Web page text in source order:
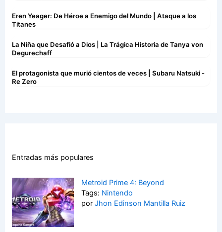
Eren Yeager: De Héroe a Enemigo del Mundo | Ataque a los
Titanes
La Niña que Desafió a Dios | La Trágica Historia de Tanya von
Degurechaff
El protagonista que murió cientos de veces | Subaru Natsuki -
Re Zero
Entradas más populares
Metroid Prime 4: Beyond
Tags: Nintendo
por Jhon Edinson Mantilla Ruiz